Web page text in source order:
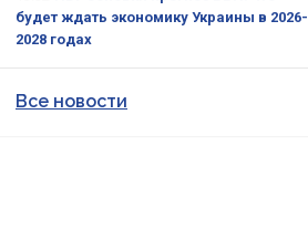
будет ждать экономику Украины в 2026-
2028 годах
Все новости